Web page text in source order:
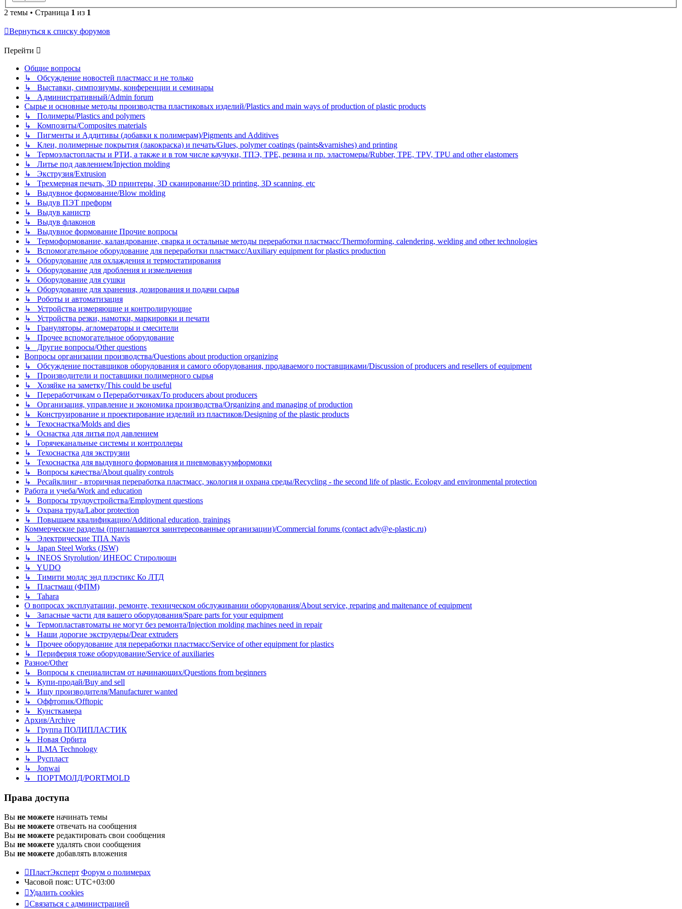
2 темы • Страница 1 из 1
Вернуться к списку форумов
Перейти
Общие вопросы
↳ Обсуждение новостей пластмасс и не только
↳ Выставки, симпозиумы, конференции и семинары
↳ Административный/Admin forum
Сырье и основные методы производства пластиковых изделий/Plastics and main ways of production of plastic products
↳ Полимеры/Plastics and polymers
↳ Композиты/Сomposites materials
↳ Пигменты и Аддитивы (добавки к полимерам)/Pigments and Additives
↳ Клеи, полимерные покрытия (лакокраска) и печать/Glues, polymer coatings (paints&varnishes) and printing
↳ Термоэластопласты и РТИ, а также и в том числе каучуки, ТПЭ, TPE, резина и пр. эластомеры/Rubber, TPE, TPV, TPU and other elastomers
↳ Литье под давлением/Injection molding
↳ Экструзия/Extrusion
↳ Трехмерная печать, 3D принтеры, 3D сканирование/3D printing, 3D scanning, etc
↳ Выдувное формование/Blow molding
↳ Выдув ПЭТ преформ
↳ Выдув канистр
↳ Выдув флаконов
↳ Выдувное формование Прочие вопросы
↳ Термоформование, каландрование, сварка и остальные методы переработки пластмасс/Thermoforming, calendering, welding and other technologies
↳ Вспомогательное оборудование для переработки пластмасс/Auxiliary equipment for plastics production
↳ Оборудование для охлаждения и термостатирования
↳ Оборудование для дробления и измельчения
↳ Оборудование для сушки
↳ Оборудование для хранения, дозирования и подачи сырья
↳ Роботы и автоматизация
↳ Устройства измеряющие и контролирующие
↳ Устройства резки, намотки, маркировки и печати
↳ Грануляторы, агломераторы и смесители
↳ Прочее вспомогательное оборудование
↳ Другие вопросы/Other questions
Вопросы организации производства/Questions about production organizing
↳ Обсуждение поставщиков оборудования и самого оборудования, продаваемого поставщиками/Discussion of producers and resellers of equipment
↳ Производители и поставщики полимерного сырья
↳ Хозяйке на заметку/This could be useful
↳ Переработчикам о Переработчиках/To producers about producers
↳ Организация, управление и экономика производства/Organizing and managing of production
↳ Конструирование и проектирование изделий из пластиков/Designing of the plastic products
↳ Техоснастка/Molds and dies
↳ Оснастка для литья под давлением
↳ Горячеканальные системы и контроллеры
↳ Техоснастка для экструзии
↳ Техоснастка для выдувного формования и пневмовакуумформовки
↳ Вопросы качества/About quality controls
↳ Ресайклинг - вторичная переработка пластмасс, экология и охрана среды/Recycling - the second life of plastic. Ecology and environmental protection
Работа и учеба/Work and education
↳ Вопросы трудоустройства/Employment questions
↳ Охрана труда/Labor protection
↳ Повышаем квалификацию/Additional education, trainings
Коммерческие разделы (приглашаются заинтересованные организации)/Commercial forums (contact adv@e-plastic.ru)
↳ Электрические ТПА Navis
↳ Japan Steel Works (JSW)
↳ INEOS Styrolution/ ИНЕОС Стиролюшн
↳ YUDO
↳ Тимити молдс энд плэстикс Ко ЛТД
↳ Пластмаш (ФПМ)
↳ Tahara
О вопросах эксплуатации, ремонте, техническом обслуживании оборудования/About service, reparing and maitenance of equipment
↳ Запасные части для вашего оборудования/Spare parts for your equipment
↳ Термопластавтоматы не могут без ремонта/Injection molding machines need in repair
↳ Наши дорогие экструдеры/Dear extruders
↳ Прочее оборудование для переработки пластмасс/Service of other equipment for plastics
↳ Периферия тоже оборудование/Service of auxiliaries
Разное/Other
↳ Вопросы к специалистам от начинающих/Questions from beginners
↳ Купи-продай/Buy and sell
↳ Ищу производителя/Manufacturer wanted
↳ Оффтопик/Offtopic
↳ Кунсткамера
Архив/Archive
↳ Группа ПОЛИПЛАСТИК
↳ Новая Орбита
↳ ILMA Technology
↳ Руспласт
↳ Jonwai
↳ ПОРТМОЛД/PORTMOLD
Права доступа
Вы не можете начинать темы
Вы не можете отвечать на сообщения
Вы не можете редактировать свои сообщения
Вы не можете удалять свои сообщения
Вы не можете добавлять вложения
ПластЭксперт Форум о полимерах
Часовой пояс: UTC+03:00
Удалить cookies
Связаться с администрацией